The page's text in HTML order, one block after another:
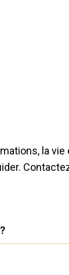
la vie